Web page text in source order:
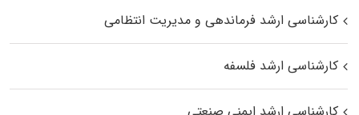
کارشناسی ارشد فرماندهی و مدیریت انتظامی
کارشناسی ارشد فلسفه